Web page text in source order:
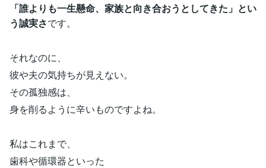
「誰よりも一生懸命、家族と向き合おうとしてきた」とい
う誠実さです。
それなのに、
彼や夫の気持ちが見えない。
その孤独感は、
身を削るように辛いものですよね。
私はこれまで、
歯科や循環器といった